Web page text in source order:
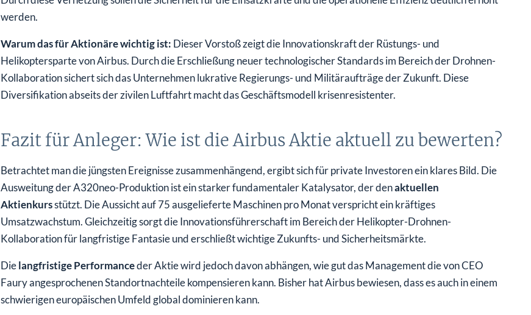
werden.
Warum das für Aktionäre wichtig ist: Dieser Vorstoß zeigt die Innovationskraft der Rüstungs- und
Helikoptersparte von Airbus. Durch die Erschließung neuer technologischer Standards im Bereich der Drohnen-
Kollaboration sichert sich das Unternehmen lukrative Regierungs- und Militäraufträge der Zukunft. Diese
Diversifikation abseits der zivilen Luftfahrt macht das Geschäftsmodell krisenresistenter.
Fazit für Anleger: Wie ist die Airbus Aktie aktuell zu bewerten?
Betrachtet man die jüngsten Ereignisse zusammenhängend, ergibt sich für private Investoren ein klares Bild. Die
Ausweitung der A320neo-Produktion ist ein starker fundamentaler Katalysator, der den aktuellen
Aktienkursstützt. Die Aussicht auf 75 ausgelieferte Maschinen pro Monat verspricht ein kräftiges
Umsatzwachstum. Gleichzeitig sorgt die Innovationsführerschaft im Bereich der Helikopter-Drohnen-
Kollaboration für langfristige Fantasie und erschließt wichtige Zukunfts- und Sicherheitsmärkte.
Die langfristige Performance der Aktie wird jedoch davon abhängen, wie gut das Management die von CEO
Faury angesprochenen Standortnachteile kompensieren kann. Bisher hat Airbus bewiesen, dass es auch in einem
schwierigen europäischen Umfeld global dominieren kann.